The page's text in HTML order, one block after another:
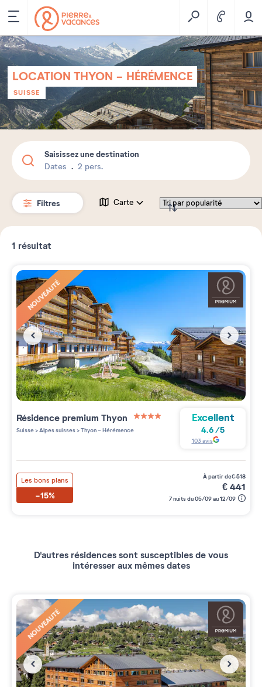
LOCATION THYON - HÉRÉMENCE
SUISSE
Saisissez une destination
Dates 2 pers.
Filtres Carte
1 résultat
NOUVEAUTÉ
Résidence premium Thyon
4 étoiles sur 5
Suisse>Alpes suisses>Thyon - Hérémence
Excellent
4.6/5
103avis
Les bons plans
-15%
à partir de€518
€441
7 nuits du 05/09 au 12/09
D'autres résidences sont susceptibles de vous
intéresser aux mêmes dates
NOUVEAUTÉ